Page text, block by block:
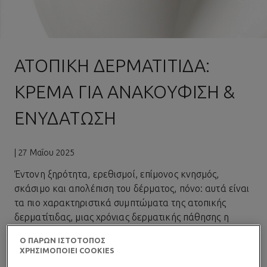
ΑΤΟΠΙΚΉ ΔΕΡΜΑΤΊΤΙΔΑ:
ΚΡΈΜΑ ΓΙΑ ΑΝΑΚΟΎΦΙΣΗ &
ΕΝΥΔΆΤΩΣΗ
| 27 Μαΐου 2025
Έντονη ξηρότητα, ερεθισμοί, επίμονος κνησμός,
σκάσιμο και απολέπιση του δέρματος, πόνο: αυτά είναι
τα πιο χαρακτηριστικά συμπτώματα της ατοπικής
δερματίτιδας, μιας χρόνιας δερματικής πάθησης η
σχεδόν αφόρητη την καθημερινότητα όσων την
Ο ΠΑΡΩΝ ΙΣΤΟΤΟΠΟΣ
ΧΡΗΣΙΜΟΠΟΙΕΙ COOKIES